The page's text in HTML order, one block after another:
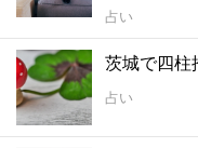
占い
茨城で四柱
占い